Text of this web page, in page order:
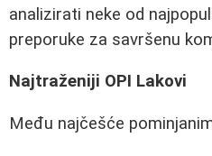
analizirati neke od
preporuke za savršenu
Najtraženiji OPI Lakovi
Među najčešće